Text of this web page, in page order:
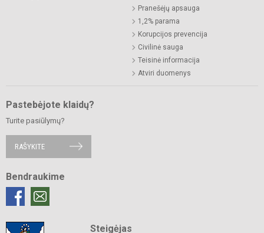
Pranešėjų apsauga
1,2% parama
Korupcijos prevencija
Civilinė sauga
Teisinė informacija
Atviri duomenys
Pastebėjote klaidų?
Turite pasiūlymų?
RAŠYKITE
Bendraukime
Steigėjas